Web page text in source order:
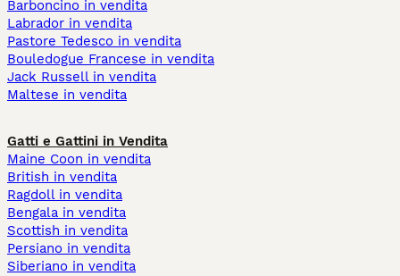
Barboncino in vendita
Labrador in vendita
Pastore Tedesco in vendita
Bouledogue Francese in vendita
Jack Russell in vendita
Maltese in vendita
Gatti e Gattini in Vendita
Maine Coon in vendita
British in vendita
Ragdoll in vendita
Bengala in vendita
Scottish in vendita
Persiano in vendita
Siberiano in vendita